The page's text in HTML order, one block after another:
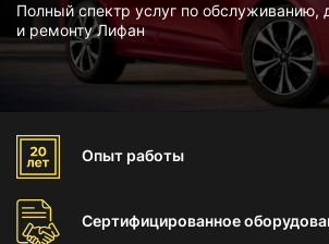
Полный спектр услуг по обслуживанию,
и ремонту Лифан
Опыт работы
Сертифицированное